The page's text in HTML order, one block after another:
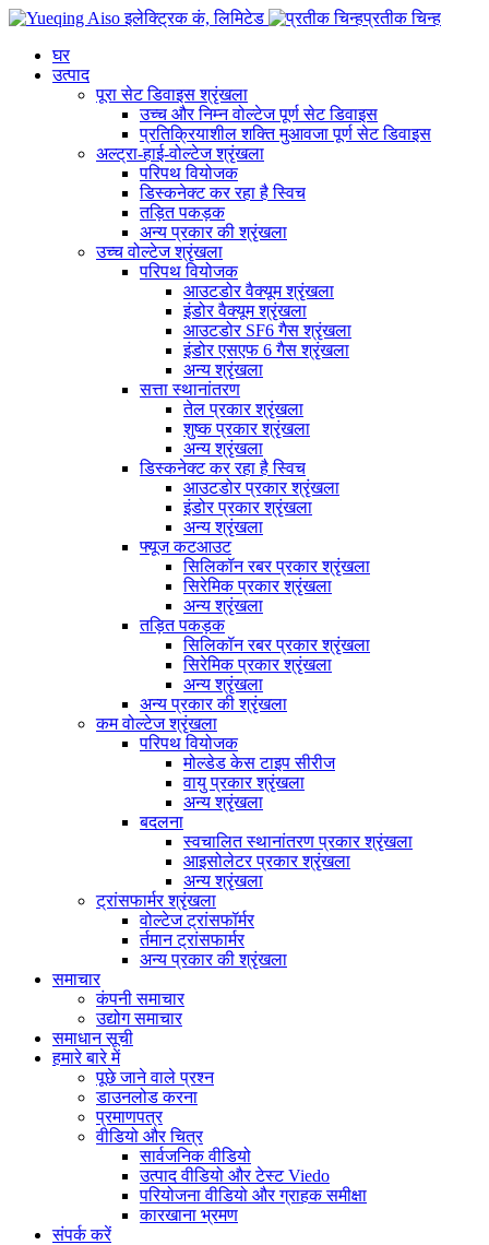
प्रतीक चिन्ह
घर
उत्पाद
पूरा सेट डिवाइस श्रृंखला
उच्च और निम्न वोल्टेज पूर्ण सेट डिवाइस
प्रतिक्रियाशील शक्ति मुआवजा पूर्ण सेट डिवाइस
अल्ट्रा-हाई-वोल्टेज श्रृंखला
परिपथ वियोजक
डिस्कनेक्ट कर रहा है स्विच
तड़ित पकड़क
अन्य प्रकार की श्रृंखला
उच्च वोल्टेज श्रृंखला
परिपथ वियोजक
आउटडोर वैक्यूम श्रृंखला
इंडोर वैक्यूम श्रृंखला
आउटडोर SF6 गैस श्रृंखला
इंडोर एसएफ 6 गैस श्रृंखला
अन्य श्रृंखला
सत्ता स्थानांतरण
तेल प्रकार श्रृंखला
शुष्क प्रकार श्रृंखला
अन्य श्रृंखला
डिस्कनेक्ट कर रहा है स्विच
आउटडोर प्रकार श्रृंखला
इंडोर प्रकार श्रृंखला
अन्य श्रृंखला
फ्यूज कटआउट
सिलिकॉन रबर प्रकार श्रृंखला
सिरेमिक प्रकार श्रृंखला
अन्य श्रृंखला
तड़ित पकड़क
सिलिकॉन रबर प्रकार श्रृंखला
सिरेमिक प्रकार श्रृंखला
अन्य श्रृंखला
अन्य प्रकार की श्रृंखला
कम वोल्टेज श्रृंखला
परिपथ वियोजक
मोल्डेड केस टाइप सीरीज
वायु प्रकार श्रृंखला
अन्य श्रृंखला
बदलना
स्वचालित स्थानांतरण प्रकार श्रृंखला
आइसोलेटर प्रकार श्रृंखला
अन्य श्रृंखला
ट्रांसफार्मर श्रृंखला
वोल्टेज ट्रांसफॉर्मर
र्तमान ट्रांसफार्मर
अन्य प्रकार की श्रृंखला
समाचार
कंपनी समाचार
उद्योग समाचार
समाधान सूची
हमारे बारे में
पूछे जाने वाले प्रश्न
डाउनलोड करना
प्रमाणपत्र
वीडियो और चित्र
सार्वजनिक वीडियो
उत्पाद वीडियो और टेस्ट Viedo
परियोजना वीडियो और ग्राहक समीक्षा
कारखाना भ्रमण
संपर्क करें